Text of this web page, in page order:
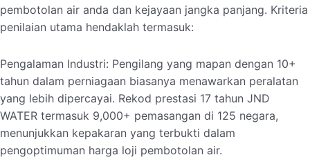
pembotolan air anda dan kejayaan jangka panjang. Kriteria
penilaian utama hendaklah termasuk:
Pengalaman Industri: Pengilang yang mapan dengan 10+
tahun dalam perniagaan biasanya menawarkan peralatan
yang lebih dipercayai. Rekod prestasi 17 tahun JND
WATER termasuk 9,000+ pemasangan di 125 negara,
menunjukkan kepakaran yang terbukti dalam
pengoptimuman harga loji pembotolan air.